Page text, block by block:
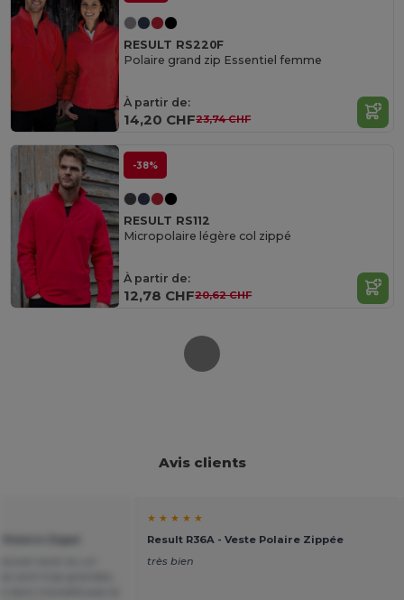
RESULT RS220F
Polaire grand zip Essentiel femme
À partir de:
14,20 CHF23,74 CHF
-38%
RESULT RS112
Micropolaire légère col zippé
À partir de:
12,78 CHF20,62 CHF
Avis clients
★ ★ ★ ★ ★
Result R36A - Veste Polaire Zippée
très bien